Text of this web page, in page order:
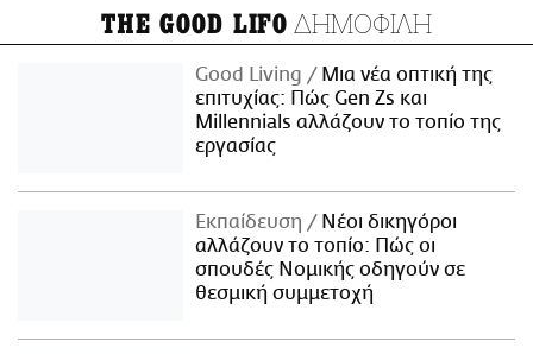
THE GOOD LIFO ΔΗΜΟΦΙΛΗ
Good Living
Μια νέα οπτική της
επιτυχίας: Πώς Gen Zs και
Millennials αλλάζουν το τοπίο της
εργασίας
Εκπαίδευση
Νέοι δικηγόροι
αλλάζουν το τοπίο: Πώς οι
σπουδές Νομικής οδηγούν σε
θεσμική συμμετοχή